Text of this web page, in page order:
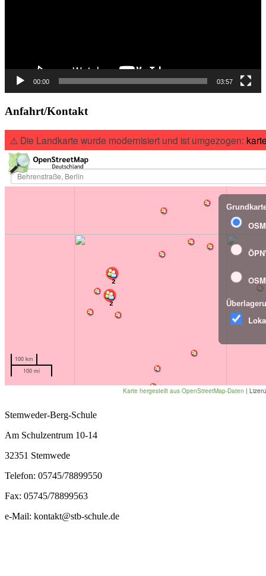
00:00 03:57
Anfahrt/Kontakt
Stemweder-Berg-Schule
Am Schulzentrum 10-14
32351 Stemwede
Telefon: 05745/78899550
Fax: 05745/78899563
e-Mail: kontakt@stb-schule.de